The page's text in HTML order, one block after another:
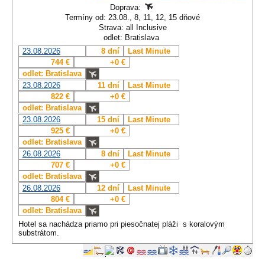
Doprava:
Termíny od: 23.08., 8, 11, 12, 15 dňové
Strava: all Inclusive
odlet: Bratislava
23.08.2026
8 dní
Last Minute
744 €
+0 €
odlet: Bratislava
23.08.2026
11 dní
Last Minute
822 €
+0 €
odlet: Bratislava
23.08.2026
15 dní
Last Minute
925 €
+0 €
odlet: Bratislava
26.08.2026
8 dní
Last Minute
707 €
+0 €
odlet: Bratislava
26.08.2026
12 dní
Last Minute
804 €
+0 €
odlet: Bratislava
Hotel sa nachádza priamo pri piesočnatej pláži s koralovým
substrátom.